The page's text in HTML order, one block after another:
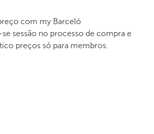
com my Barceló
sessão no processo de compra e
preços só para membros.